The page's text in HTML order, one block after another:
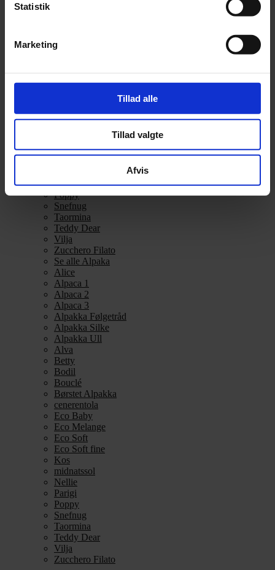
Statistik
Marketing
Tillad alle
Tillad valgte
Afvis
Betty
Børstet Alpakka
Eco Melange
Kos
Parigi
Poppy
Snefnug
Taormina
Teddy Dear
Vilja
Zucchero Filato
Se alle Alpaka
Alice
Alpaca 1
Alpaca 2
Alpaca 3
Alpakka Følgetråd
Alpakka Silke
Alpakka Ull
Alva
Betty
Bodil
Bouclé
Børstet Alpakka
cenerentola
Eco Baby
Eco Melange
Eco Soft
Eco Soft fine
Kos
midnatssol
Nellie
Parigi
Poppy
Snefnug
Taormina
Teddy Dear
Vilja
Zucchero Filato